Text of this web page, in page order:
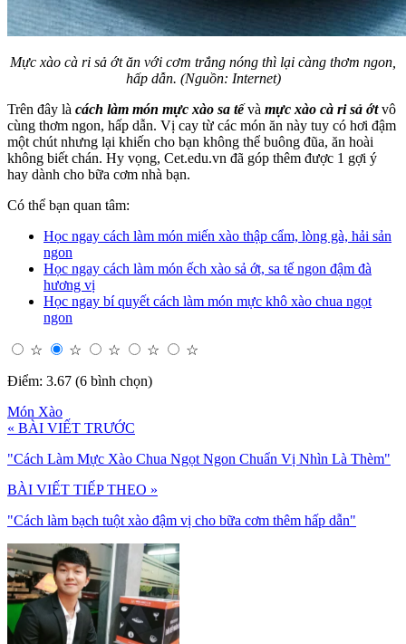
Mực xào cà ri sả ớt ăn với cơm trắng nóng thì lại càng thơm ngon,
hấp dẫn. (Nguồn: Internet)
Trên đây là cách làm món mực xào sa tếvà mực xào cà ri sả ớtvô
cùng thơm ngon, hấp dẫn. Vị cay từ các món ăn này tuy có hơi đậm
một chút nhưng lại khiến cho bạn không thể buông đũa, ăn hoài
không biết chán. Hy vọng, Cet.edu.vn đã góp thêm được 1 gợi ý
hay dành cho bữa cơm nhà bạn.
Có thể bạn quan tâm:
Học ngay cách làm món miến xào thập cẩm, lòng gà, hải sản
ngon
Học ngay cách làm món ếch xào sả ớt, sa tế ngon đậm đà
hương vị
Học ngay bí quyết cách làm món mực khô xào chua ngọt
ngon
☆ ☆ ☆ ☆
☆
Điểm: 3.67 (6 bình chọn)
Món Xào
« BÀI VIẾT TRƯỚC
"Cách Làm Mực Xào Chua Ngọt Ngon Chuẩn Vị Nhìn Là Thèm"
BÀI VIẾT TIẾP THEO »
"Cách làm bạch tuột xào đậm vị cho bữa cơm thêm hấp dẫn"